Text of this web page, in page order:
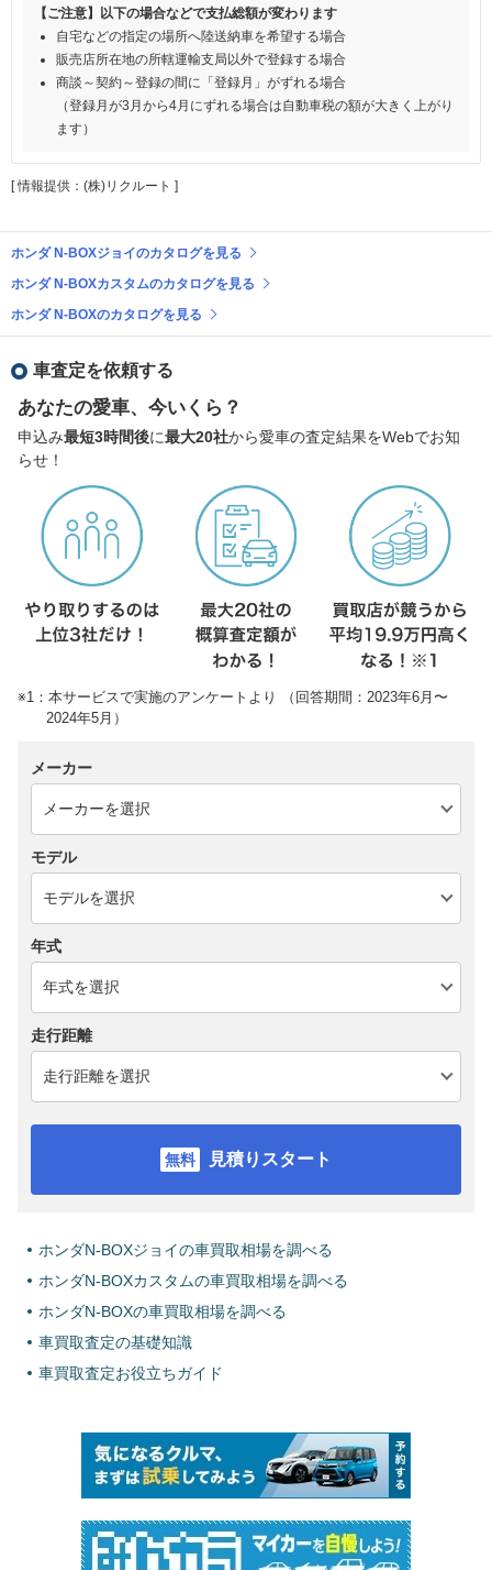
【ご注意】以下の場合などで支払総額が変わります
自宅などの指定の場所へ陸送納車を希望する場合
販売店所在地の所轄運輸支局以外で登録する場合
商談～契約～登録の間に「登録月」がずれる場合
（登録月が3月から4月にずれる場合は自動車税の額が大きく上がり
ます）
[ 情報提供：(株)リクルート ]
ホンダ N-BOXジョイのカタログを見る
ホンダ N-BOXカスタムのカタログを見る
ホンダ N-BOXのカタログを見る
車査定を依頼する
あなたの愛車、今いくら？
申込み最短3時間後に最大20社から愛車の査定結果をWebでお知
らせ！
※1：本サービスで実施のアンケートより （回答期間：2023年6月〜
2024年5月）
メーカー
モデル
年式
走行距離
見積りスタート
ホンダN-BOXジョイの車買取相場を調べる
ホンダN-BOXカスタムの車買取相場を調べる
ホンダN-BOXの車買取相場を調べる
車買取査定の基礎知識
車買取査定お役立ちガイド